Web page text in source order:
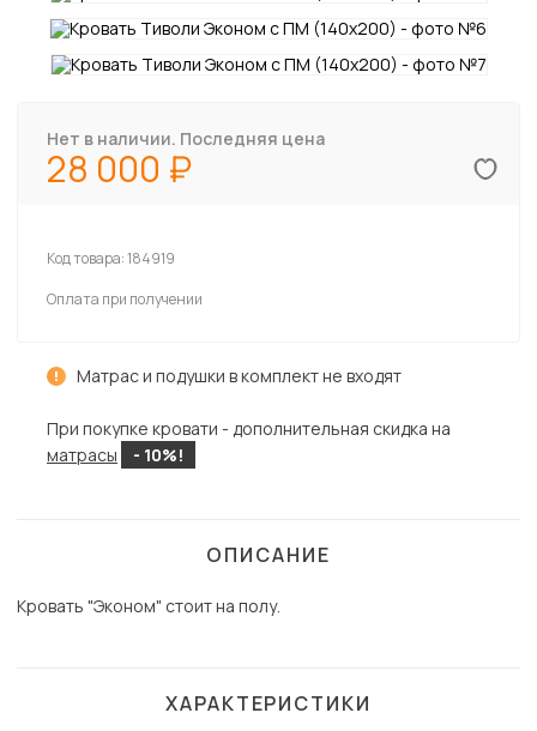
Нет в наличии. Последняя цена
28 000
Код товара:184919
Оплата при получении
Матрас и подушки в комплект не входят
При покупке кровати - дополнительная скидка на
матрасы
- 10%!
ОПИСАНИЕ
Кровать "Эконом" стоит на полу.
ХАРАКТЕРИСТИКИ